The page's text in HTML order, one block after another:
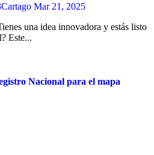
Mar 21, 2025
Este...
Nacional para el mapa